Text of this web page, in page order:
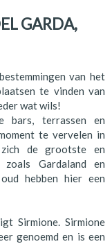
GARDA,
van het
te vinden van
wat wils!
bars, terrassen en
te vervelen in
zich de grootste en
Gardaland en
hebben hier een
Sirmione. Sirmione
genoemd en is een